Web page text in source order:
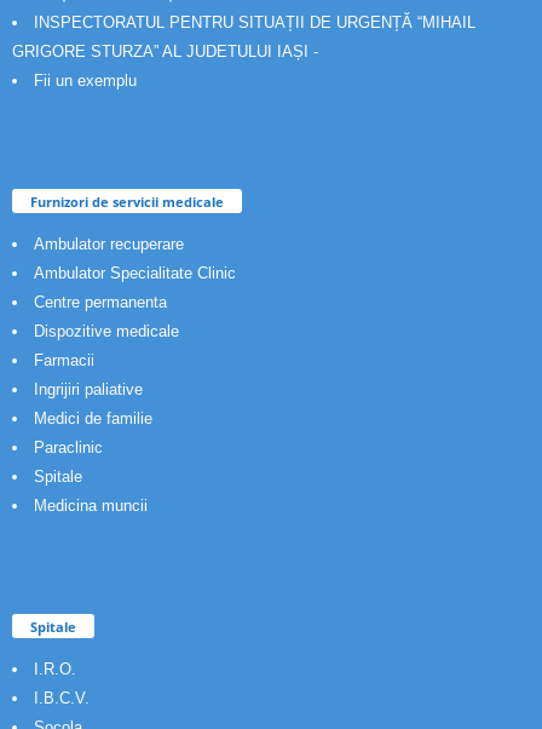
INSPECTORATUL PENTRU SITUAȚII DE URGENȚĂ “MIHAIL
GRIGORE STURZA” AL JUDETULUI IAȘI -
Fii un exemplu
Furnizori de servicii medicale
Ambulator recuperare
Ambulator Specialitate Clinic
Centre permanenta
Dispozitive medicale
Farmacii
Ingrijiri paliative
Medici de familie
Paraclinic
Spitale
Medicina muncii
Spitale
I.R.O.
I.B.C.V.